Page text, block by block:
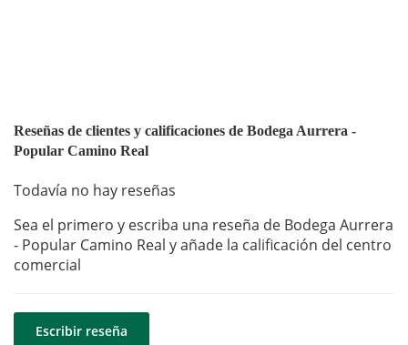
Reseñas de clientes y calificaciones de Bodega Aurrera -
Popular Camino Real
Todavía no hay reseñas
Sea el primero y escriba una reseña de Bodega Aurrera
- Popular Camino Real y añade la calificación del centro
comercial
Escribir reseña